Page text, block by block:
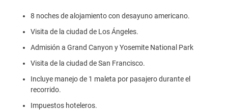
8 noches de alojamiento con desayuno americano.
Visita de la ciudad de Los Ángeles.
Admisión a Grand Canyon y Yosemite National Park
Visita de la ciudad de San Francisco.
Incluye manejo de 1 maleta por pasajero durante el
recorrido.
Impuestos hoteleros.